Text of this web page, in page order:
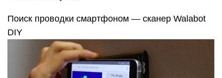
Поиск проводки смартфоном — сканер Walabot
DIY